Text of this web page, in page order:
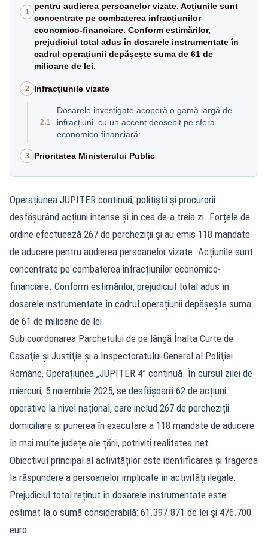
1
pentru audierea persoanelor vizate. Acțiunile sunt
concentrate pe combaterea infracțiunilor
economico-financiare. Conform estimărilor,
prejudiciul total adus în dosarele instrumentate în
cadrul operațiunii depășește suma de 61 de
milioane de lei.
2 Infracțiunile vizate
2.1
Dosarele investigate acoperă o gamă largă de
infracțiuni, cu un accent deosebit pe sfera
economico-financiară:
3 Prioritatea Ministerului Public
Operațiunea JUPITER continuă, polițiștii și procurorii
desfășurând acțiuni intense și în cea de-a treia zi. Forțele de
ordine efectuează 267 de percheziții și au emis 118 mandate
de aducere pentru audierea persoanelor vizate. Acțiunile sunt
concentrate pe combaterea infracțiunilor economico-
financiare. Conform estimărilor, prejudiciul total adus în
dosarele instrumentate în cadrul operațiunii depășește suma
de 61 de milioane de lei.
Sub coordonarea Parchetului de pe lângă Înalta Curte de
Casaţie şi Justiţie şi a Inspectoratului General al Poliţiei
Române, Operațiunea „JUPITER 4” continuă. În cursul zilei de
miercuri, 5 noiembrie 2025, se desfășoară 62 de acțiuni
operative la nivel național, care includ 267 de percheziții
domiciliare și punerea în executare a 118 mandate de aducere
în mai multe județe ale țării, potriviti realitatea.net.
Obiectivul principal al activităților este identificarea și tragerea
la răspundere a persoanelor implicate în activități ilegale.
Prejudiciul total reținut în dosarele instrumentate este
estimat la o sumă considerabilă: 61.397.871 de lei și 476.700
euro.